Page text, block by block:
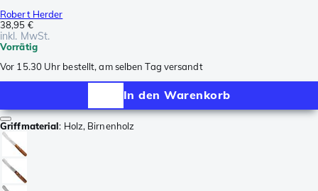
Robert Herder
38,95 €
inkl. MwSt.
Vorrätig
Vor 15.30 Uhr bestellt, am selben Tag versandt
In den Warenkorb
Griffmaterial: Holz, Birnenholz